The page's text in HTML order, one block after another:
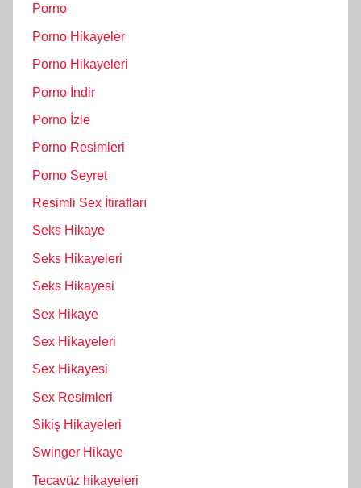
Porno
Porno Hikayeler
Porno Hikayeleri
Porno İndir
Porno İzle
Porno Resimleri
Porno Seyret
Resimli Sex İtirafları
Seks Hikaye
Seks Hikayeleri
Seks Hikayesi
Sex Hikaye
Sex Hikayeleri
Sex Hikayesi
Sex Resimleri
Sikiş Hikayeleri
Swinger Hikaye
Tecavüz hikayeleri